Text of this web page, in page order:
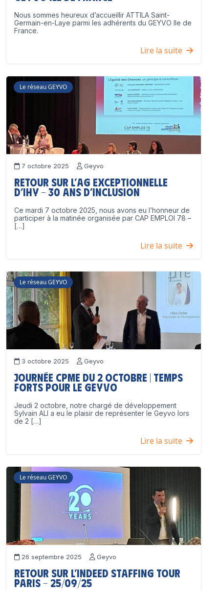
Nous sommes heureux d’accueillir ATTILA Saint-
Germain-en-Laye parmi les adhérents du GEYVO Ile de
France.
Lire la suite
Le réseau GEYVO
7 octobre 2025 Geyvo
Retour sur l’AG exceptionnelle
d’IHY – 30 ans d’inclusion
Ce mardi 7 octobre 2025, nous avons eu l’honneur de
participer à la matinée organisée par CAP EMPLOI 78 –
[…]
Lire la suite
Le réseau GEYVO
3 octobre 2025 Geyvo
Journée CPME du 2 octobre | Temps
forts pour le GEYVO
Jeudi 2 octobre, notre chargé de développement
Sylvain ALI a eu le plaisir de représenter le Geyvo lors
de 2 […]
Lire la suite
Le réseau GEYVO
26 septembre 2025 Geyvo
Retour sur l’Indeed Staffing Tour
Paris – 25/09/25